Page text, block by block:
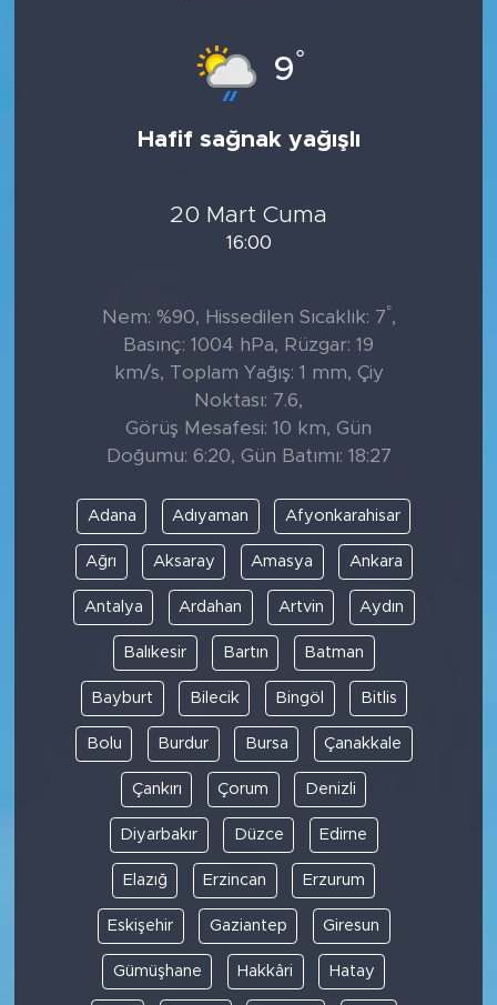
9°
Hafif sağnak yağışlı
20 Mart Cuma
16:00
Nem: %90, Hissedilen Sıcaklık: 7°,
Basınç: 1004 hPa, Rüzgar: 19
km/s, Toplam Yağış: 1 mm, Çiy
Noktası: 7.6,
Görüş Mesafesi: 10 km, Gün
Doğumu: 6:20, Gün Batımı: 18:27
Adana Adıyaman Afyonkarahisar
Ağrı Aksaray Amasya Ankara
Antalya Ardahan Artvin Aydın
Balıkesir Bartın Batman
Bayburt Bilecik Bingöl Bitlis
Bolu Burdur Bursa Çanakkale
Çankırı Çorum Denizli
Diyarbakır Düzce Edirne
Elazığ Erzincan Erzurum
Eskişehir Gaziantep Giresun
Gümüşhane Hakkâri Hatay